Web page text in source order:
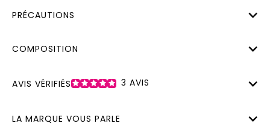
PRÉCAUTIONS
COMPOSITION
AVIS VÉRIFIÉS 3 AVIS
LA MARQUE VOUS PARLE